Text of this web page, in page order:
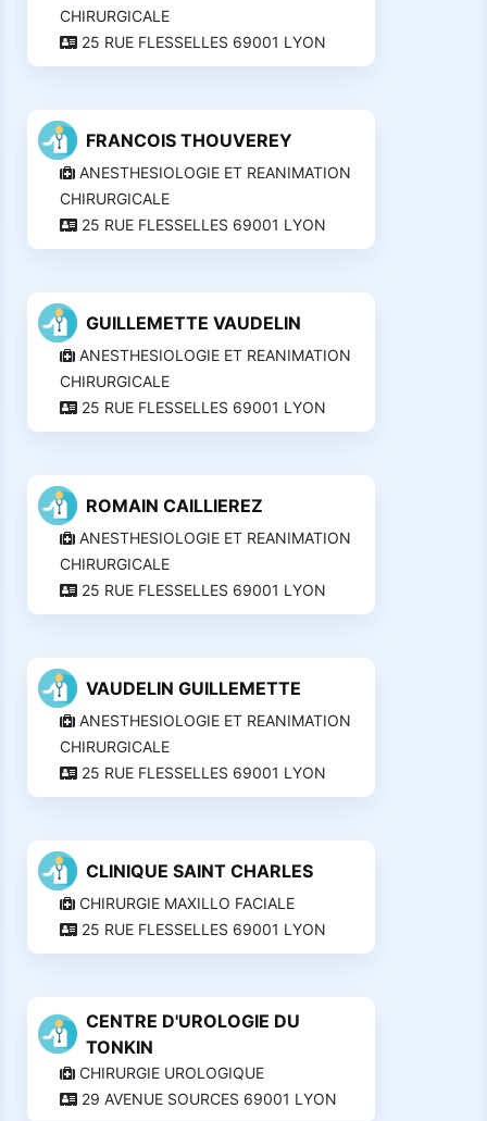
CHIRURGICALE
25 RUE FLESSELLES 69001 LYON
FRANCOIS THOUVEREY
ANESTHESIOLOGIE ET REANIMATION
CHIRURGICALE
25 RUE FLESSELLES 69001 LYON
GUILLEMETTE VAUDELIN
ANESTHESIOLOGIE ET REANIMATION
CHIRURGICALE
25 RUE FLESSELLES 69001 LYON
ROMAIN CAILLIEREZ
ANESTHESIOLOGIE ET REANIMATION
CHIRURGICALE
25 RUE FLESSELLES 69001 LYON
VAUDELIN GUILLEMETTE
ANESTHESIOLOGIE ET REANIMATION
CHIRURGICALE
25 RUE FLESSELLES 69001 LYON
CLINIQUE SAINT CHARLES
CHIRURGIE MAXILLO FACIALE
25 RUE FLESSELLES 69001 LYON
CENTRE D'UROLOGIE DU
TONKIN
CHIRURGIE UROLOGIQUE
29 AVENUE SOURCES 69001 LYON